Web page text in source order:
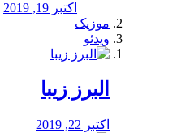
اکتبر 19, 2019
موزیک
ویدئو
البرز زیبا
اکتبر 22, 2019